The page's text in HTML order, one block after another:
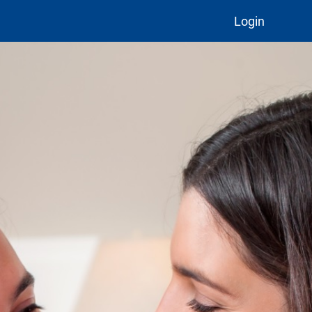
Login